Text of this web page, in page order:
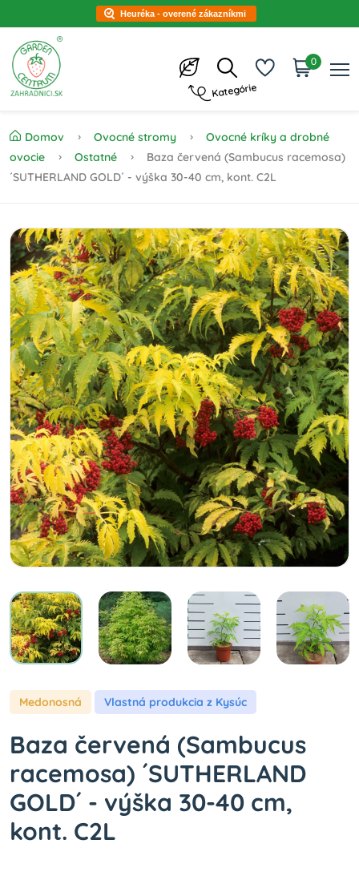
Heuréka - overené zákazníkmi
Kategórie
0
Domov Ovocné stromy
Ovocné kríky a drobné
ovocie
Ostatné
Baza červená (Sambucus racemosa)
´SUTHERLAND GOLD´ - výška 30-40 cm, kont. C2L
Medonosná Vlastná produkcia z Kysúc
Baza červená (Sambucus
racemosa) ´SUTHERLAND
GOLD´ - výška 30-40 cm,
kont. C2L